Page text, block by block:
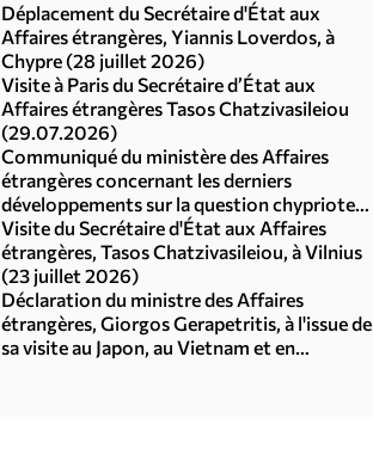
Déplacement du Secrétaire d'État aux
Affaires étrangères, Yiannis Loverdos, à
Chypre (28 juillet 2026)
Visite à Paris du Secrétaire d’État aux
Affaires étrangères Tasos Chatzivasileiou
(29.07.2026)
Communiqué du ministère des Affaires
étrangères concernant les derniers
développements sur la question chypriote
(29.07.2026)
Visite du Secrétaire d'État aux Affaires
étrangères, Tasos Chatzivasileiou, à Vilnius
(23 juillet 2026)
Déclaration du ministre des Affaires
étrangères, Giorgos Gerapetritis, à l'issue de
sa visite au Japon, au Vietnam et en